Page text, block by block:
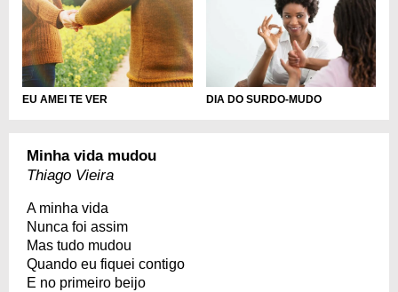
EU AMEI TE VER DIA DO SURDO-MUDO
Minha vida mudou
Thiago Vieira
A minha vida
Nunca foi assim
Mas tudo mudou
Quando eu fiquei contigo
E no primeiro beijo